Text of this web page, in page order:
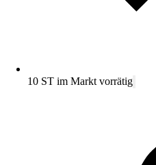
10 ST im Markt vorrätig